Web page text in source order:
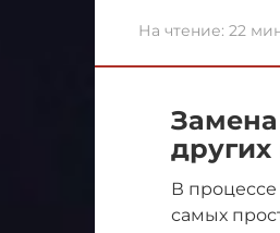
На чтение: 22
В
самых